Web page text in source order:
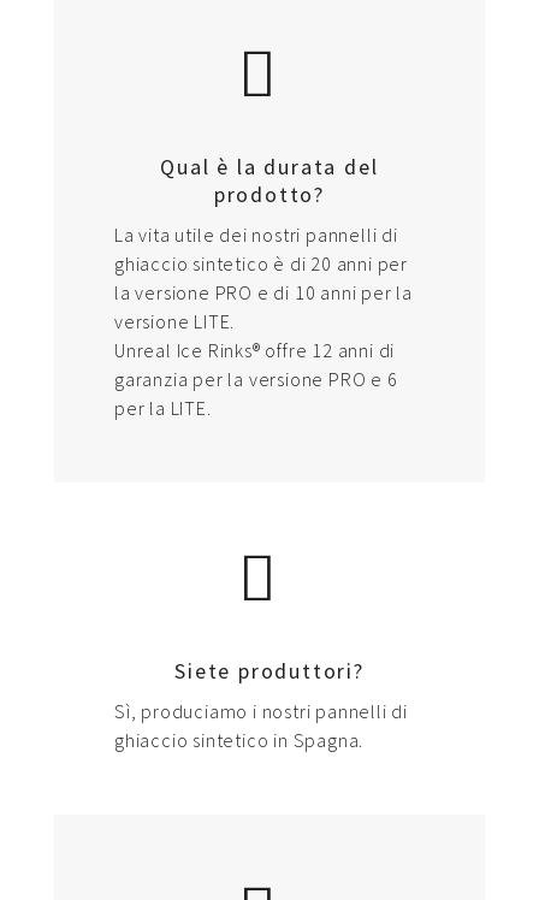
Qual è la durata del
prodotto?
La vita utile dei nostri pannelli di
ghiaccio sintetico è di 20 anni per
la versione PRO e di 10 anni per la
versione LITE.
Unreal Ice Rinks® offre 12 anni di
garanzia per la versione PRO e 6
per la LITE.
Siete produttori?
Sì, produciamo i nostri pannelli di
ghiaccio sintetico in Spagna.